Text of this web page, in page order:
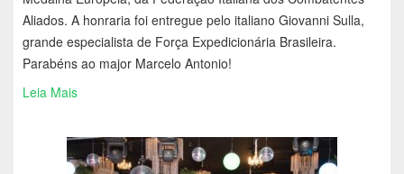
Aliados. A honraria foi entregue pelo italiano Giovanni Sulla,
grande especialista de Força Expedicionária Brasileira.
Parabéns ao major Marcelo Antonio!
Leia Mais